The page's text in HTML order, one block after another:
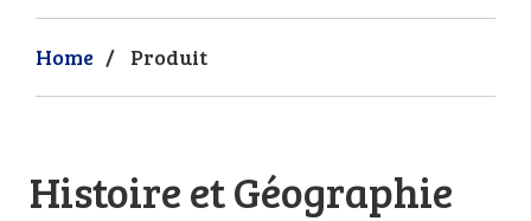
Home / Produit
Histoire et Géographie